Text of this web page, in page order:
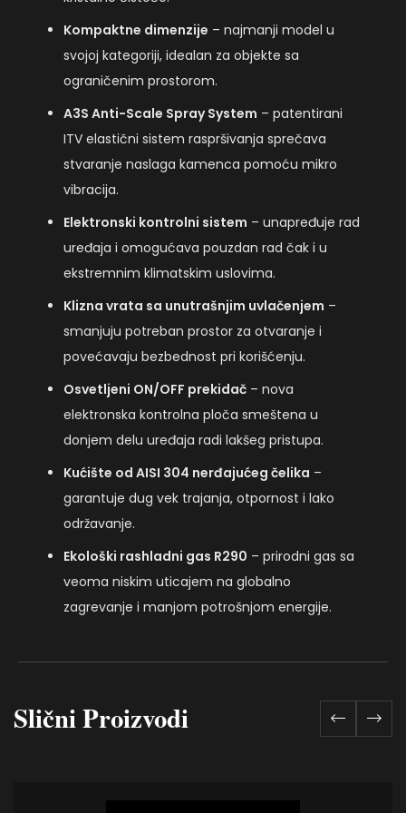
Kompaktne dimenzije – najmanji model u
svojoj kategoriji, idealan za objekte sa
ograničenim prostorom.
A3S Anti-Scale Spray System – patentirani
ITV elastični sistem raspršivanja sprečava
stvaranje naslaga kamenca pomoću mikro
vibracija.
Elektronski kontrolni sistem – unapređuje rad
uređaja i omogućava pouzdan rad čak i u
ekstremnim klimatskim uslovima.
Klizna vrata sa unutrašnjim uvlačenjem –
smanjuju potreban prostor za otvaranje i
povećavaju bezbednost pri korišćenju.
Osvetljeni ON/OFF prekidač – nova
elektronska kontrolna ploča smeštena u
donjem delu uređaja radi lakšeg pristupa.
Kućište od AISI 304 nerđajućeg čelika –
garantuje dug vek trajanja, otpornost i lako
održavanje.
Ekološki rashladni gas R290 – prirodni gas sa
veoma niskim uticajem na globalno
zagrevanje i manjom potrošnjom energije.
Slični Proizvodi